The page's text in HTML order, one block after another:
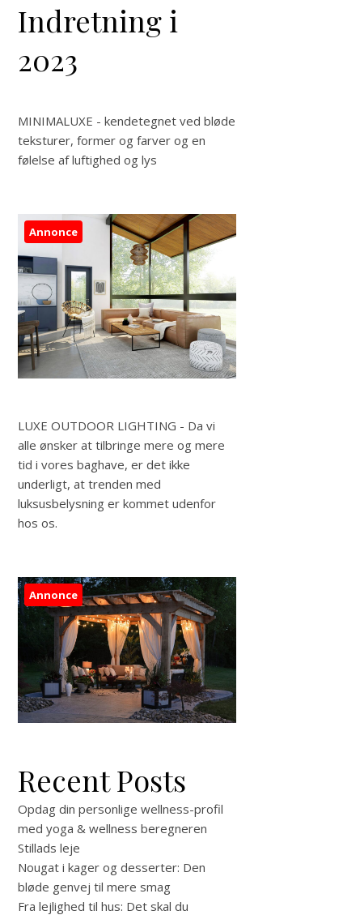
Indretning i
2023
MINIMALUXE - kendetegnet ved bløde
teksturer, former og farver og en
følelse af luftighed og lys
Annonce
LUXE OUTDOOR LIGHTING - Da vi
alle ønsker at tilbringe mere og mere
tid i vores baghave, er det ikke
underligt, at trenden med
luksusbelysning er kommet udenfor
hos os.
Annonce
Recent Posts
Opdag din personlige wellness-profil
med yoga & wellness beregneren
Stillads leje
Nougat i kager og desserter: Den
bløde genvej til mere smag
Fra lejlighed til hus: Det skal du